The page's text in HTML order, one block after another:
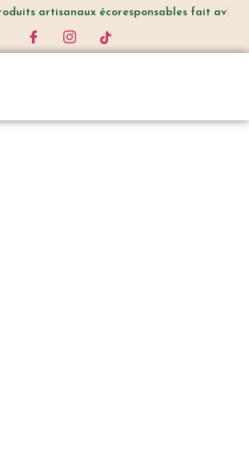
artisanaux écoresponsables fait ave